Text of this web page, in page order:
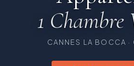
1 Chambre
CANNES LA BOCCA ·